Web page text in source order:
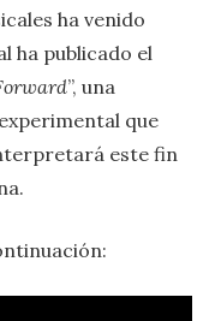
ha venido
ha publicado el
”, una
que
este fin